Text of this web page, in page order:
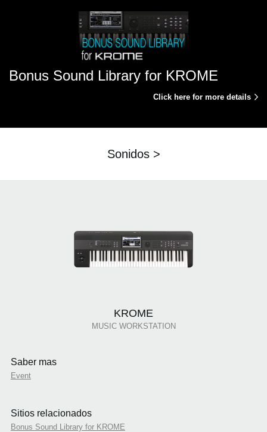
Bonus Sound Library for KROME
Click here for more details
Sonidos >
KROME
MUSIC WORKSTATION
Saber mas
Event
Sitios relacionados
Bonus Sound Library for KROME